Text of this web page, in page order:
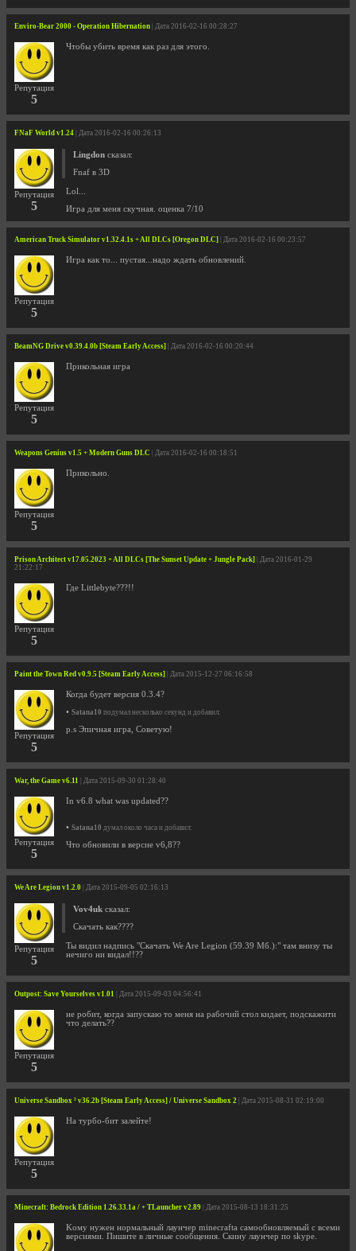
Enviro-Bear 2000 - Operation Hibernation | Дата 2016-02-16 00:28:27
Репутация
5
Чтобы убить время как раз для этого.
FNaF World v1.24 | Дата 2016-02-16 00:26:13
Репутация
5
Lingdon сказал:
Fnaf в 3D
Lol...
Игра для меня скучная. оценка 7/10
American Truck Simulator v1.32.4.1s + All DLCs [Oregon DLC] | Дата 2016-02-16 00:23:57
Репутация
5
Игра как то... пустая...надо ждать обновлений.
BeamNG Drive v0.39.4.0b [Steam Early Access] | Дата 2016-02-16 00:20:44
Репутация
5
Прикольная игра
Weapons Genius v1.5 + Modern Guns DLC | Дата 2016-02-16 00:18:51
Репутация
5
Прикольнo.
Prison Architect v17.05.2023 + All DLCs [The Sunset Update + Jungle Pack] | Дата 2016-01-29
21:22:17
Репутация
5
Где Littlebyte???!!
Paint the Town Red v0.9.5 [Steam Early Access] | Дата 2015-12-27 06:16:58
Репутация
5
Когда будет версия 0.3.4?
• Satana10 подумал несколько секунд и добавил:
p.s Эпичная игра, Советую!
War, the Game v6.11 | Дата 2015-09-30 01:28:40
Репутация
5
In v6.8 what was updated??
• Satana10 думал около часа и добавил:
Что обновили в версие v6,8??
We Are Legion v1.2.0 | Дата 2015-09-05 02:16:13
Репутация
5
Vov4uk сказал:
Скачать как????
Ты видил надпись "Скачать We Are Legion (59.39 Мб.):" там внизу ты
нечиго ни видал!!??
Outpost: Save Yourselves v1.01 | Дата 2015-09-03 04:56:41
Репутация
5
не робит, когда запускаю то меня на рабочий стол кидает, подскажити
что делать??
Universe Sandbox ² v36.2b [Steam Early Access] / Universe Sandbox 2 | Дата 2015-08-31 02:19:00
Репутация
5
На турбо-бит залейте!
Minecraft: Bedrock Edition 1.26.33.1a / + TLauncher v2.89 | Дата 2015-08-13 18:31:25
Kому нужен нормальный лаунчер minecrafta самообновляемый c всеми
версиями. Пишите в личные сообщения. Скину лаунчер по skype.